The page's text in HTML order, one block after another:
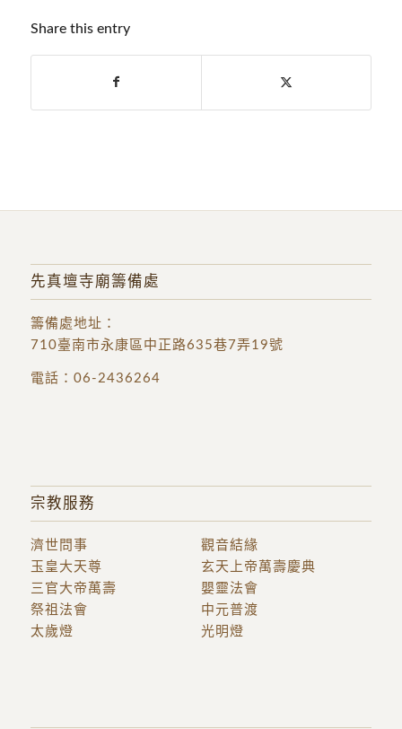
Share this entry
先真壇寺廟籌備處
籌備處地址 ：
710臺南市永康區中正路635巷7弄19號
電話： 06-2436264
宗教服務
濟世問事
觀音結緣
玉皇大天尊
三官大帝萬壽
玄天上帝萬壽慶典
嬰靈法會
祭祖法會
中元普渡
太歲燈
光明燈